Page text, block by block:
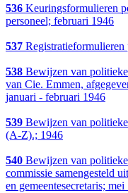
536 Keuringsformulieren
personeel; februari 1946
537 Registratieformulieren
538 Bewijzen van
van Cie. Emmen,
januari - februari 1946
539 Bewijzen van
(A-Z).; 1946
540 Bewijzen van
commissie samengesteld
en gemeentesecretaris; mei